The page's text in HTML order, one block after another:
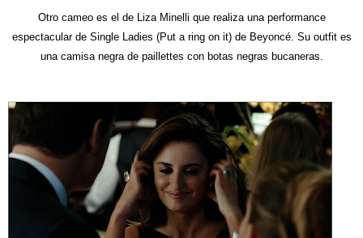
Otro cameo es el de Liza Minelli que realiza una performance
espectacular de Single Ladies (Put a ring on it) de Beyoncé. Su outfit es
una camisa negra de paillettes con botas negras bucaneras.